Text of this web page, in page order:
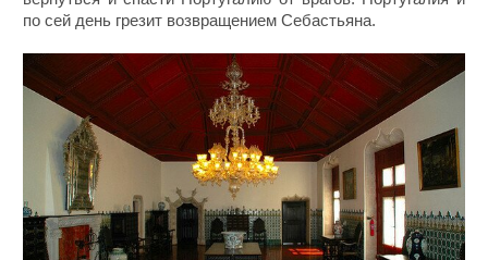
по сей день грезит возвращением Себастьяна.